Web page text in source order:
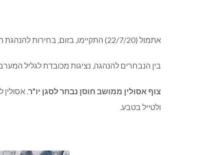
אתמול (22/7/20) התקיימו, בזום, בחירות להנהגת הנוער במחוז צפון. עומר שחר מעפולה נבחר ליו”ר.
בין הנבחרים להנהגה, נציגות מכובדת לגליל
צוף אסולין ממושב חוסן נבחר לסגן יו”ר.
ולטייל בטבע.